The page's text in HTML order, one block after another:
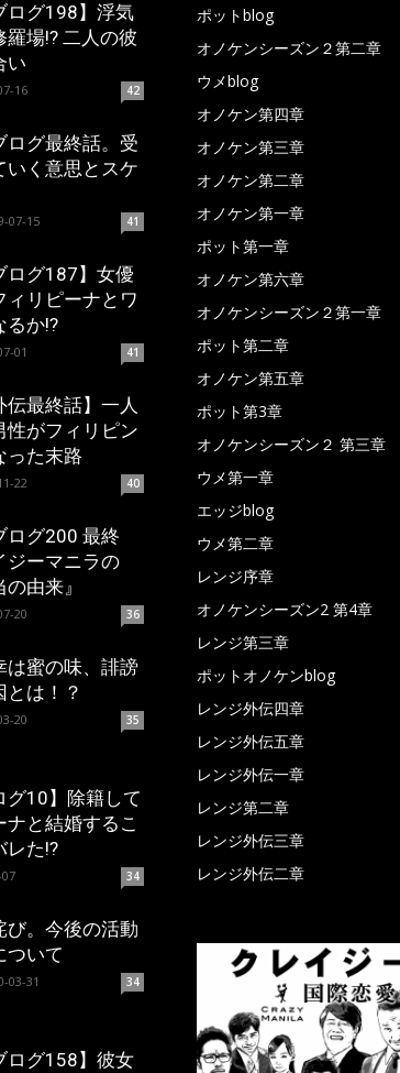
ログ198】浮気
羅場!? 二人の彼
い
16 42
ログ最終話。受
いく意思とスケ
07-15 41
ログ187】女優
ィリピーナとワ
るか!?
01 41
伝最終話】一人
性がフィリピン
った末路
22 40
ログ200 最終
ジーマニラの
の由来』
20 36
は蜜の味、誹謗
とは！？
20 35
グ10】除籍して
ナと結婚するこ
レた!?
34
び。今後の活動
ついて
03-31 34
ログ158】彼女
ポットblog
オノケンシーズン２第二章
ウメblog
オノケン第四章
オノケン第三章
オノケン第二章
オノケン第一章
ポット第一章
オノケン第六章
オノケンシーズン２第一章
ポット第二章
オノケン第五章
ポット第3章
オノケンシーズン２ 第三章
ウメ第一章
エッジblog
ウメ第二章
レンジ序章
オノケンシーズン2 第4章
レンジ第三章
ポットオノケンblog
レンジ外伝四章
レンジ外伝五章
レンジ外伝一章
レンジ第二章
レンジ外伝三章
レンジ外伝二章